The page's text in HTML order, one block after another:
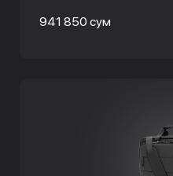
941 850 сум